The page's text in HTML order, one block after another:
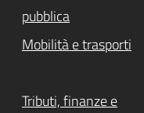
pubblica
Mobilità e trasporti
Tributi, finanze e